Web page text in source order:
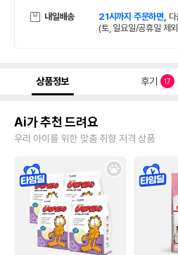
내일배송 21시까지 주문하면,
(토, 일요일/공휴일 제
상품정보 후기 17
Ai가 추천 드려요
우리 아이를 위한 맞춤 취향 저격 상품